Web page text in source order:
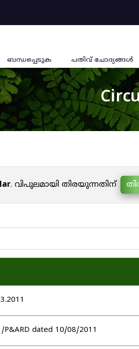
ബന്ധപ്പെടുക പതിവ് ചോദ്യങ്ങൾ
. വിപുലമായി തിരയുന്നതിന്
dated 10/08/2011